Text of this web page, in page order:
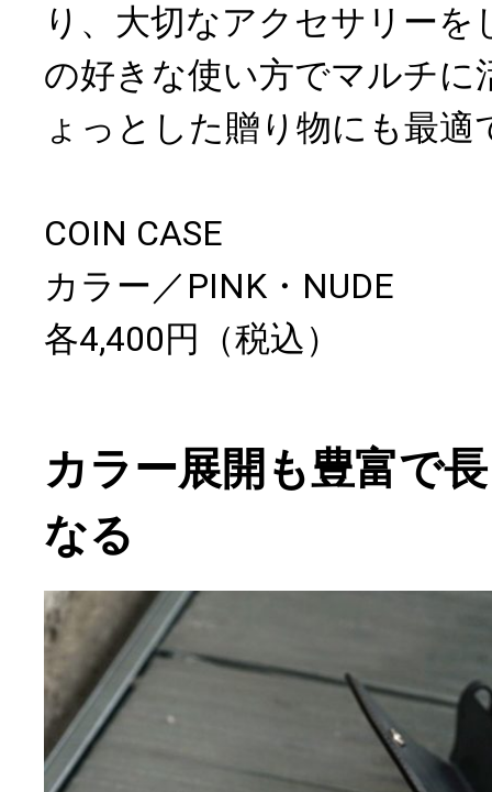
り、大切なアクセサリーを
の好きな使い方でマルチに
ょっとした贈り物にも最適
COIN CASE
カラー／PINK・NUDE
各4,400円（税込）
カラー展開も豊富で
なる